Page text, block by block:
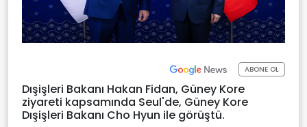
ABONE OL
Dışişleri Bakanı Hakan Fidan, Güney Kore
ziyareti kapsamında Seul'de, Güney Kore
Dışişleri Bakanı Cho Hyun ile görüştü.